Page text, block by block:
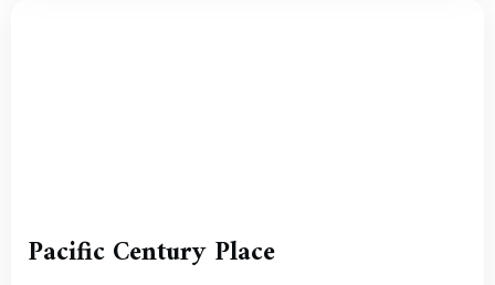
Pacific Century Place